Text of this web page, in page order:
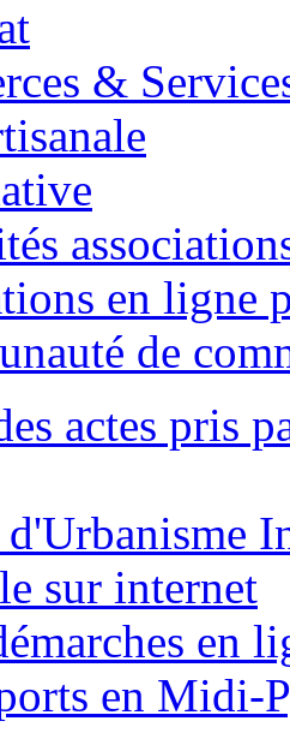
&
en ligne
de
actes pris
sur internet
en
en Midi-